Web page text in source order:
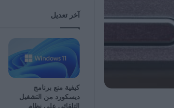
آخر تعديل
كيفية منع برنامج
ديسكورد من التشغيل
التلقائي على نظام